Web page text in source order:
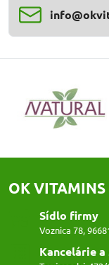
OK VITAMINS
Sídlo firmy
Voznica 78,
Kancelárie a